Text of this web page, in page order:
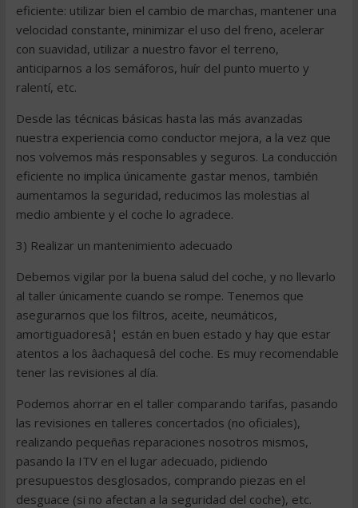
eficiente: utilizar bien el cambio de marchas, mantener una
velocidad constante, minimizar el uso del freno, acelerar
con suavidad, utilizar a nuestro favor el terreno,
anticiparnos a los semáforos, huír del punto muerto y
ralentí, etc.
Desde las técnicas básicas hasta las más avanzadas
nuestra experiencia como conductor mejora, a la vez que
nos volvemos más responsables y seguros. La conducción
eficiente no implica únicamente gastar menos, también
aumentamos la seguridad, reducimos las molestias al
medio ambiente y el coche lo agradece.
3) Realizar un mantenimiento adecuado
Debemos vigilar por la buena salud del coche, y no llevarlo
al taller únicamente cuando se rompe. Tenemos que
asegurarnos que los filtros, aceite, neumáticos,
amortiguadoresâ¦ están en buen estado y hay que estar
atentos a los âachaquesâ del coche. Es muy recomendable
tener las revisiones al día.
Podemos ahorrar en el taller comparando tarifas, pasando
las revisiones en talleres concertados (no oficiales),
realizando pequeñas reparaciones nosotros mismos,
pasando la ITV en el lugar adecuado, pidiendo
presupuestos desglosados, comprando piezas en el
desguace (si no afectan a la seguridad del coche), etc.